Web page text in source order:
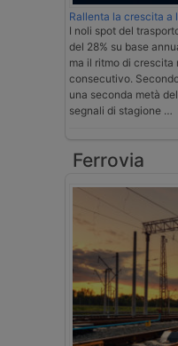
Rallenta la crescita a
I noli spot del
del 28% su base
ma il ritmo di crescita
consecutivo.
una seconda metà
segnali di stagione …
Ferrovia